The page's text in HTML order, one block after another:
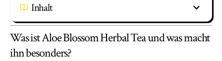
Inhalt
Was ist Aloe Blossom Herbal Tea und was macht
ihn besonders?